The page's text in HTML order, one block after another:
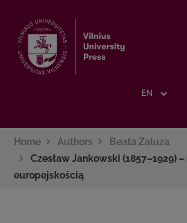
EN
Home Authors
Beata Zaluza
Czesław Jankowski (1857–1929)
europejskością